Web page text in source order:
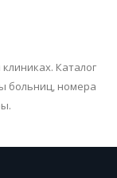
Каталог
больниц, номера